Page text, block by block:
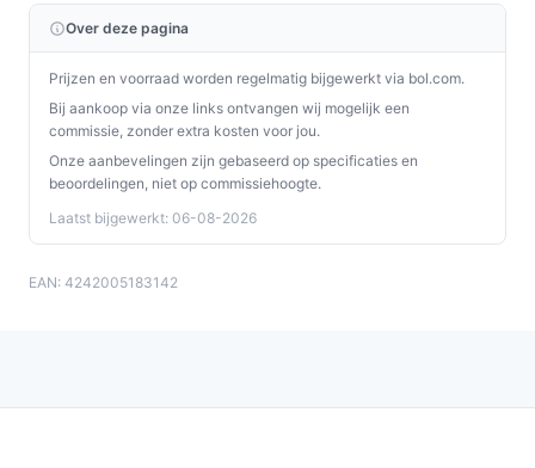
Over deze pagina
Prijzen en voorraad worden regelmatig bijgewerkt via bol.com.
Bij aankoop via onze links ontvangen wij mogelijk een
commissie, zonder extra kosten voor jou.
Onze aanbevelingen zijn gebaseerd op specificaties en
beoordelingen, niet op commissiehoogte.
Laatst bijgewerkt: 06-08-2026
EAN: 4242005183142